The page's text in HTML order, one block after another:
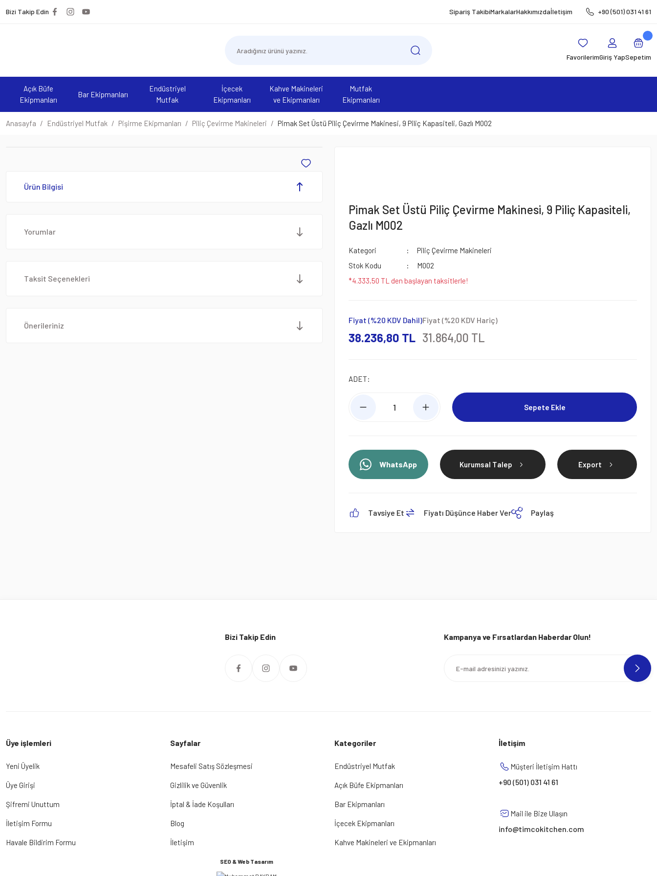
Bizi Takip Edin Sipariş TakibiMarkalarHakkımızdaİletişim +90 (501) 031 41 61
FavorilerimGiriş YapSepetim
Açık Büfe
Ekipmanları
Bar Ekipmanları
Endüstriyel
Mutfak
İçecek
Ekipmanları
Kahve Makineleri
ve Ekipmanları
Mutfak
Ekipmanları
Anasayfa Endüstriyel Mutfak Pişirme Ekipmanları Piliç Çevirme Makineleri Pimak Set Üstü Piliç Çevirme Makinesi, 9 Piliç Kapasiteli, Gazlı M002
Ürün Bilgisi
Yorumlar
Taksit Seçenekleri
Önerileriniz
Pimak Set Üstü Piliç Çevirme Makinesi, 9 Piliç Kapasiteli,
Gazlı M002
Kategori
Piliç Çevirme Makineleri
Stok Kodu
M002
*4.333,50 TL den başlayan taksitlerle!
Fiyat (%20 KDV Dahil)
38.236,80 TL
Fiyat (%20 KDV Hariç)
31.864,00 TL
ADET:
Sepete Ekle
WhatsApp Kurumsal Talep Export
Tavsiye Et Fiyatı Düşünce Haber Ver Paylaş
Bizi Takip Edin Kampanya ve Fırsatlardan Haberdar Olun!
Üye işlemleri
Yeni Üyelik
Üye Girişi
Şifremi Unuttum
İletişim Formu
Havale Bildirim Formu
Sayfalar
Mesafeli Satış Sözleşmesi
Gizlilik ve Güvenlik
İptal & İade Koşulları
Blog
İletişim
Kategoriler
Endüstriyel Mutfak
Açık Büfe Ekipmanları
Bar Ekipmanları
İçecek Ekipmanları
Kahve Makineleri ve Ekipmanları
SEO & Web Tasarım
İletişim
Müşteri İletişim Hattı
+90 (501) 031 41 61
Mail ile Bize Ulaşın
info@timcokitchen.com